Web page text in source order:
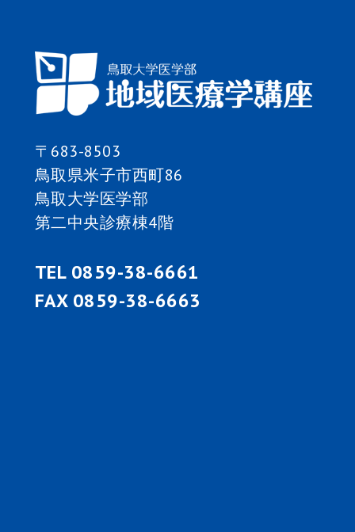
〒683-8503
鳥取県米子市西町86
鳥取大学医学部
第二中央診療棟4階
TEL 0859-38-6661
FAX 0859-38-6663